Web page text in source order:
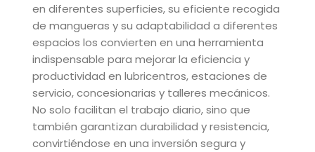
en diferentes superficies, su eficiente recogida
de mangueras y su adaptabilidad a diferentes
espacios los convierten en una herramienta
indispensable para mejorar la eficiencia y
productividad en lubricentros, estaciones de
servicio, concesionarias y talleres mecánicos.
No solo facilitan el trabajo diario, sino que
también garantizan durabilidad y resistencia,
convirtiéndose en una inversión segura y